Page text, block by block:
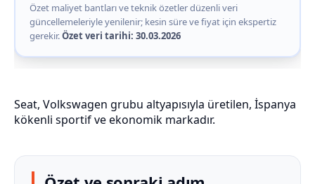
Özet maliyet bantları ve teknik özetler düzenli veri
güncellemeleriyle yenilenir; kesin süre ve fiyat için ekspertiz
gerekir.Özet veri tarihi: 30.03.2026
Seat, Volkswagen grubu altyapısıyla üretilen, İspanya
kökenli sportif ve ekonomik markadır.